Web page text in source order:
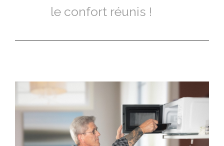
le confort réunis !